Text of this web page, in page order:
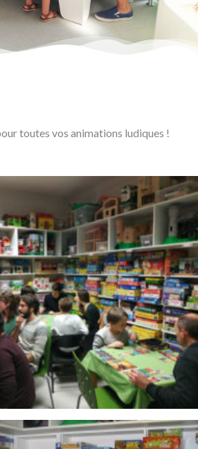
toutes vos animations ludiques !
des bénévoles